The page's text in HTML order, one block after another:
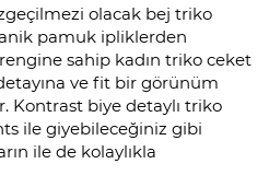
olacak bej triko
pamuk ipliklerden
sahip kadın triko ceket
ve fit bir görünüm
Kontrast biye detaylı triko
ile giyebileceğiniz gibi
ile de kolaylıkla